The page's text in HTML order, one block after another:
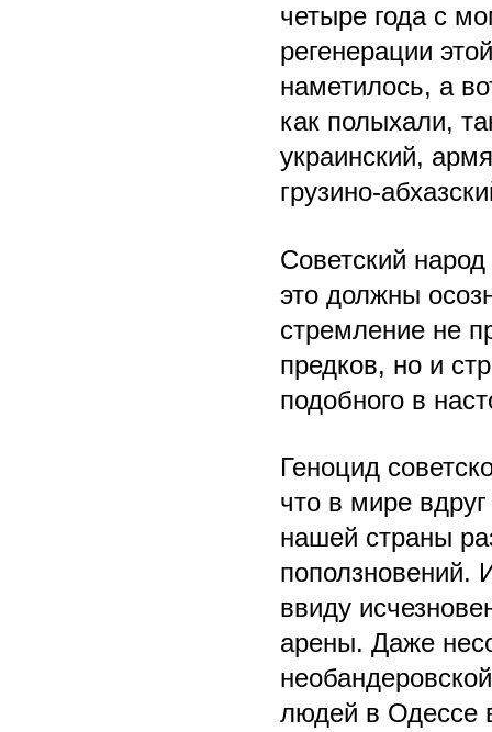
четыре года с
регенерации
наметилось, а
как полыхали,
украинский,
грузино-
Советский
это должны
стремление не
предков, но и
подобного в
Геноцид
что в мире
нашей страны
поползновений.
ввиду
арены. Даже
людей в Одессе